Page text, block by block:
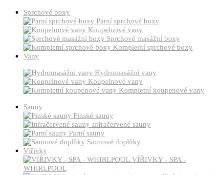
Sprchové boxy
Parní sprchové boxy
Koupelnové vany
Sprchové masážní boxy
Kompletní sprchové boxy
Vany
Hydromasážní vany
Koupelnové vany
Kompletní koupenové vany
Sauny
Finské sauny
Infračervené sauny
Parní sauny
Saunové doplňky
Vířivky
VÍŘIVKY - SPA -
WHIRLPOOL